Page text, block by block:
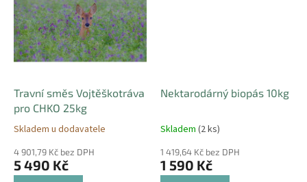
Travní směs Vojtěškotráva
pro CHKO 25kg
Skladem u dodavatele
4 901,79 Kč bez DPH
5 490 Kč
Nektarodárný biopás 10kg
Skladem (2 ks)
1 419,64 Kč bez DPH
1 590 Kč